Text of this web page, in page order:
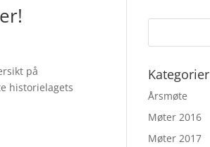
på
historielagets
Kategorier
Årsmøte
Møter 2016
Møter 2017